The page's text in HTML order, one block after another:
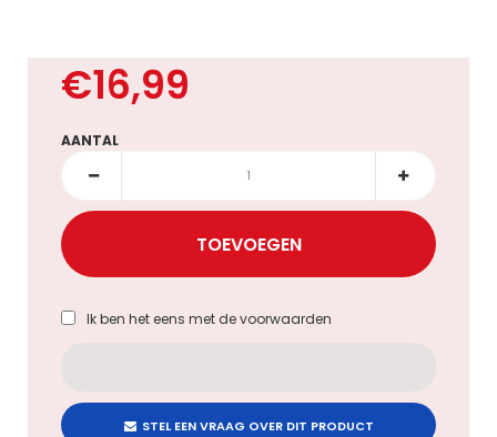
€16,99
AANTAL
Ik ben het eens met devoorwaarden
STEL EEN VRAAG OVER DIT PRODUCT